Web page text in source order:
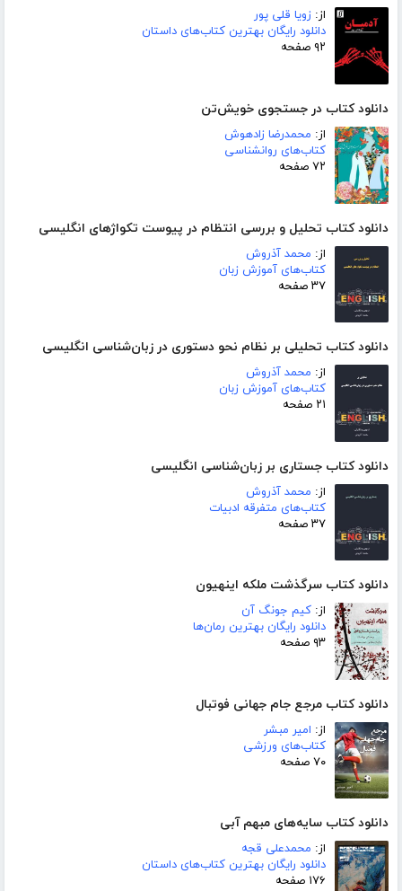
از: زویا قلی پور
دانلود رایگان بهترین کتاب‌های داستان
۹۲ صفحه
دانلود کتاب در جستجوی خویش‌تن
از: محمدرضا زادهوش
کتاب‌های روانشناسی
۷۲ صفحه
دانلود کتاب تحلیل و بررسی انتظام در پیوست تکواژهای انگلیسی
از: محمد آذروش
کتاب‌های آموزش زبان
۳۷ صفحه
دانلود کتاب تحلیلی بر نظام نحو دستوری در زبان‌شناسی انگلیسی
از: محمد آذروش
کتاب‌های آموزش زبان
۲۱ صفحه
دانلود کتاب جستاری بر زبان‌شناسی انگلیسی
از: محمد آذروش
کتاب‌های متفرقه ادبیات
۳۷ صفحه
دانلود کتاب سرگذشت ملکه اینهیون
از: کیم جونگ آن
دانلود رایگان بهترین رمان‌ها
۹۳ صفحه
دانلود کتاب مرجع جام جهانی فوتبال
از: امیر مبشر
کتاب‌های ورزشی
۷۰ صفحه
دانلود کتاب سایه‌های مبهم آبی
از: محمدعلی قجه
دانلود رایگان بهترین کتاب‌های داستان
۱۷۶ صفحه